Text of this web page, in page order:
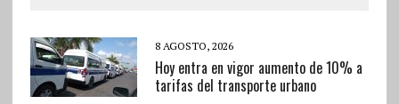
8 AGOSTO, 2026
Hoy entra en vigor aumento de 10% a
tarifas del transporte urbano